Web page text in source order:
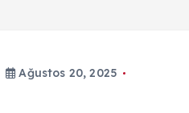
Ağustos 20, 2025